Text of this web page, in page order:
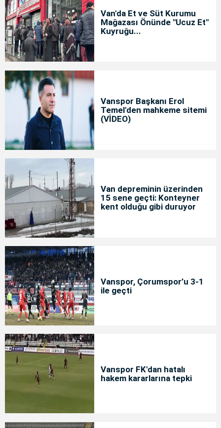
Van'da Et ve Süt Kurumu
Mağazası Önünde "Ucuz Et"
Kuyruğu...
Vanspor Başkanı Erol
Temel'den mahkeme sitemi
(VİDEO)
Van depreminin üzerinden
15 sene geçti: Konteyner
kent olduğu gibi duruyor
Vanspor, Çorumspor’u 3-1
ile geçti
Vanspor FK'dan hatalı
hakem kararlarına tepki